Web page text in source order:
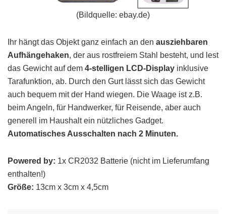
(Bildquelle: ebay.de)
Ihr hängt das Objekt ganz einfach an den ausziehbaren
Aufhängehaken, der aus rostfreiem Stahl besteht, und lest
das Gewicht auf dem 4-stelligen LCD-Display inklusive
Tarafunktion, ab. Durch den Gurt lässt sich das Gewicht
auch bequem mit der Hand wiegen. Die Waage ist z.B.
beim Angeln, für Handwerker, für Reisende, aber auch
generell im Haushalt ein nützliches Gadget.
Automatisches Ausschalten nach 2 Minuten.
Powered by: 1x CR2032 Batterie (nicht im Lieferumfang
enthalten!)
Größe: 13cm x 3cm x 4,5cm